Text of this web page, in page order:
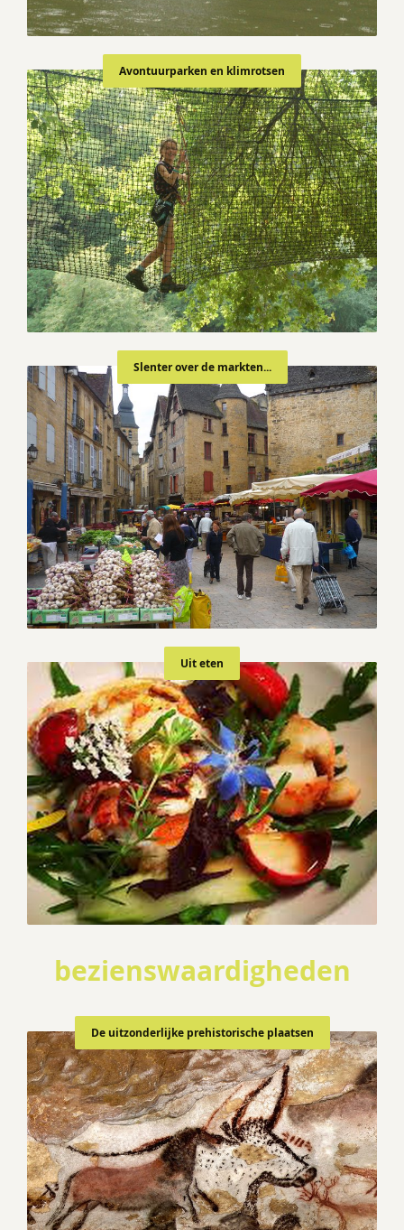
Avontuurparken en klimrotsen
Slenter over de markten...
Uit eten
bezienswaardigheden
De uitzonderlijke prehistorische plaatsen